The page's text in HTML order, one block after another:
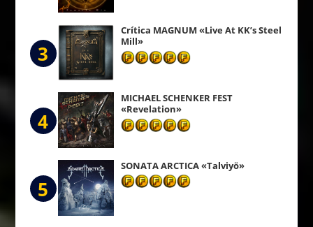
3
Crítica MAGNUM «Live At KK’s Steel
Mill»
4
MICHAEL SCHENKER FEST
«Revelation»
5
SONATA ARCTICA «Talviyö»